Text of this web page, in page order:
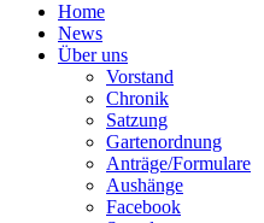
Home
News
Über uns
Vorstand
Chronik
Satzung
Gartenordnung
Anträge/Formulare
Aushänge
Facebook